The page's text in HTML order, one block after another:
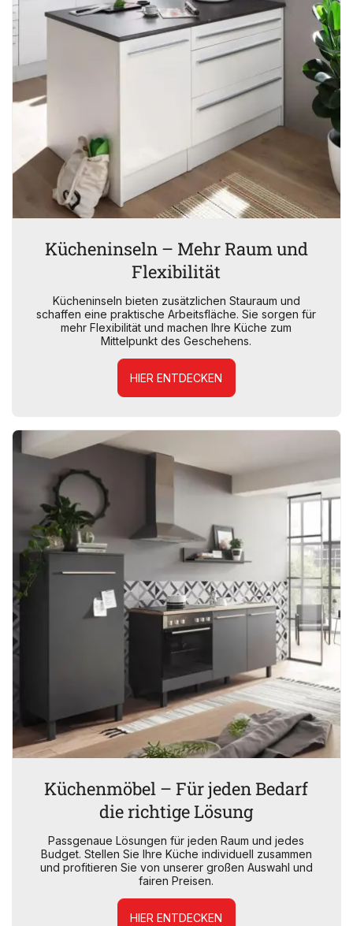
Kücheninseln – Mehr Raum und
Flexibilität
Kücheninseln bieten zusätzlichen Stauraum und
schaffen eine praktische Arbeitsfläche. Sie sorgen für
mehr Flexibilität und machen Ihre Küche zum
Mittelpunkt des Geschehens.
HIER ENTDECKEN
Küchenmöbel – Für jeden Bedarf
die richtige Lösung
Passgenaue Lösungen für jeden Raum und jedes
Budget. Stellen Sie Ihre Küche individuell zusammen
und profitieren Sie von unserer großen Auswahl und
fairen Preisen.
HIER ENTDECKEN